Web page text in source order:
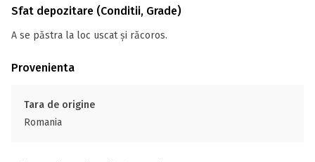
Sfat depozitare (Conditii, Grade)
A se păstra la loc uscat și răcoros.
Provenienta
Tara de origine
Romania